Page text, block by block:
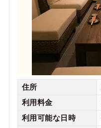
住所
利用料金
利用可能な日時